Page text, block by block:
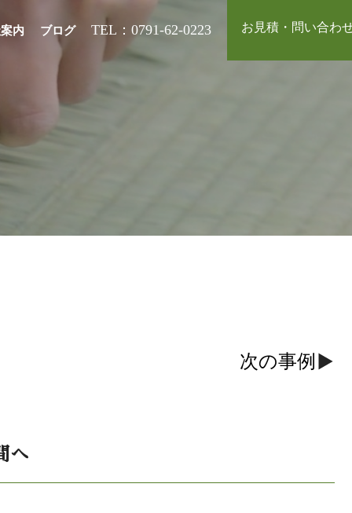
内 ブログ TEL：0791-62-0223 お見積・問い合わ
次の事例
へ